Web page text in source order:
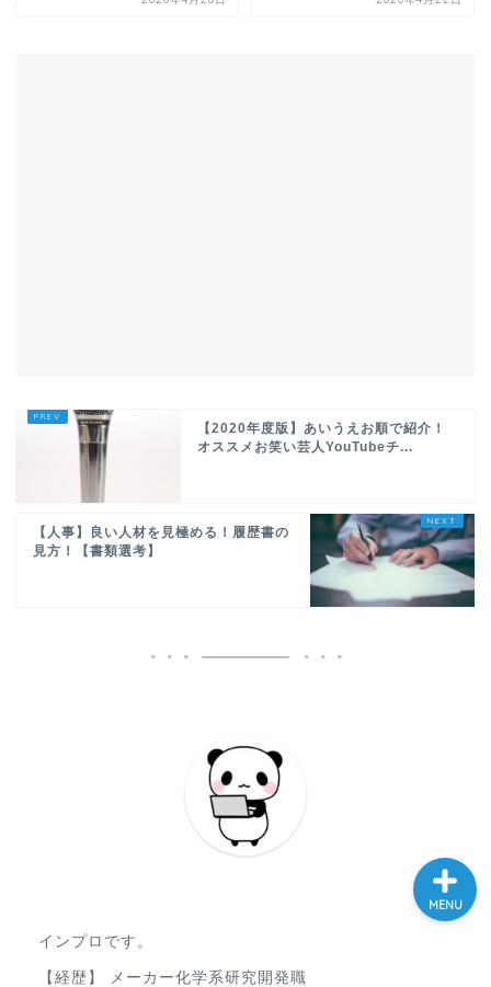
【2020年度版】あいうえお順で紹介！
オススメお笑い芸人YouTubeチ...
【人事】良い人材を見極める！履歴書の
見方！【書類選考】
インプロです。
【経歴】 メーカー化学系研究開発職
MENU
ホーム